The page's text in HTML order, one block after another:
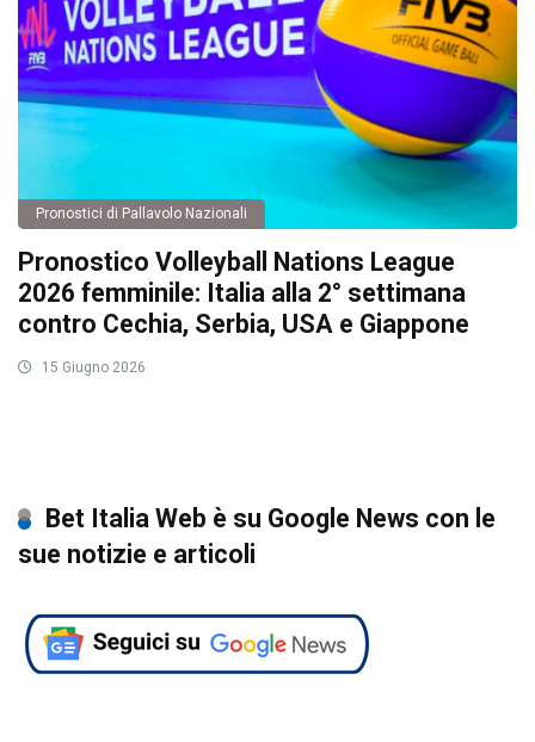
Pronostici di Pallavolo Nazionali
Pronostico Volleyball Nations League
2026 femminile: Italia alla 2° settimana
contro Cechia, Serbia, USA e Giappone
15 Giugno 2026
Bet Italia Web è su Google News con le
sue notizie e articoli